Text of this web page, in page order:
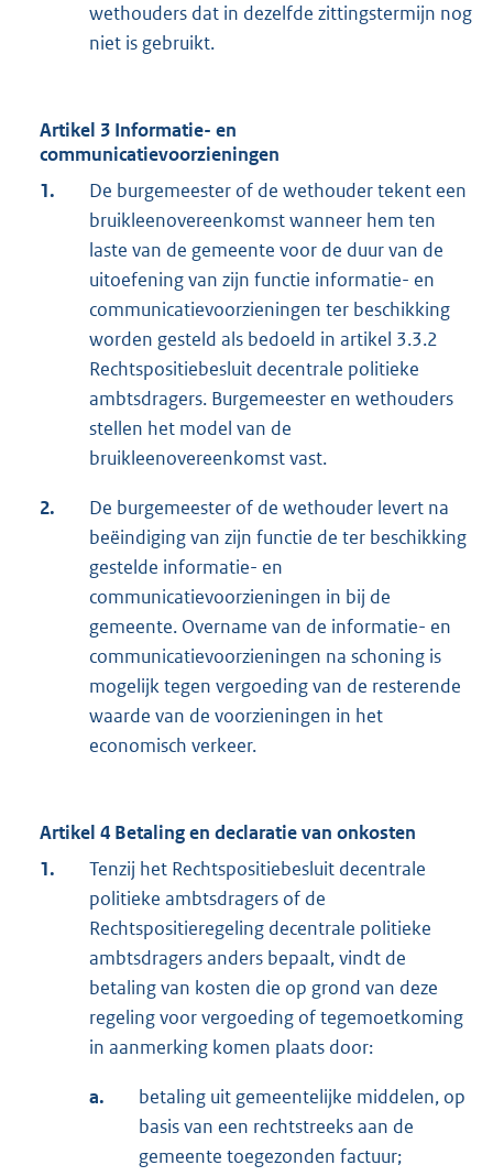
wethouders dat in dezelfde zittingstermijn nog
niet is gebruikt.
Artikel 3 Informatie- en
communicatievoorzieningen
1.
De burgemeester of de wethouder tekent een
bruikleenovereenkomst wanneer hem ten
laste van de gemeente voor de duur van de
uitoefening van zijn functie informatie- en
communicatievoorzieningen ter beschikking
worden gesteld als bedoeld in artikel 3.3.2
Rechtspositiebesluit decentrale politieke
ambtsdragers. Burgemeester en wethouders
stellen het model van de
bruikleenovereenkomst vast.
2.
De burgemeester of de wethouder levert na
beëindiging van zijn functie de ter beschikking
gestelde informatie- en
communicatievoorzieningen in bij de
gemeente. Overname van de informatie- en
communicatievoorzieningen na schoning is
mogelijk tegen vergoeding van de resterende
waarde van de voorzieningen in het
economisch verkeer.
Artikel 4 Betaling en declaratie van onkosten
1.
Tenzij het Rechtspositiebesluit decentrale
politieke ambtsdragers of de
Rechtspositieregeling decentrale politieke
ambtsdragers anders bepaalt, vindt de
betaling van kosten die op grond van deze
regeling voor vergoeding of tegemoetkoming
in aanmerking komen plaats door:
a.
betaling uit gemeentelijke middelen, op
basis van een rechtstreeks aan de
gemeente toegezonden factuur;